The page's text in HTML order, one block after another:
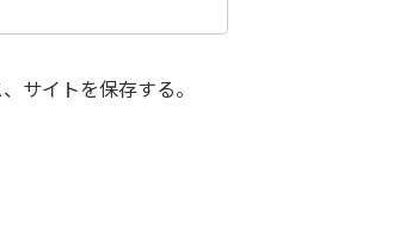
サイトを保存する。